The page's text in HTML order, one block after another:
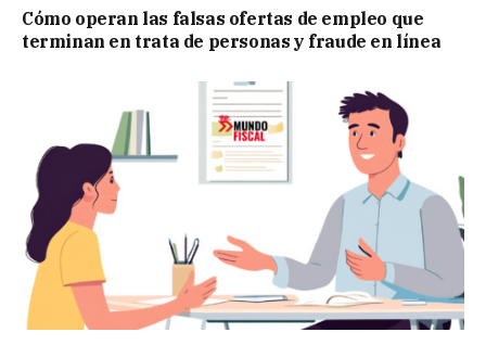
Cómo operan las falsas ofertas de empleo que
terminan en trata de personas y fraude en línea